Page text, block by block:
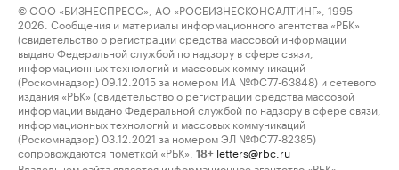
© ООО «БИЗНЕСПРЕСС», АО «РОСБИЗНЕСКОНСАЛТИНГ», 1995–
2026. Сообщения и материалы информационного агентства «РБК»
(свидетельство о регистрации средства массовой информации
выдано Федеральной службой по надзору в сфере связи,
информационных технологий и массовых коммуникаций
(Роскомнадзор) 09.12.2015 за номером ИА №ФС77-63848) и сетевого
издания «РБК» (свидетельство о регистрации средства массовой
информации выдано Федеральной службой по надзору в сфере связи,
информационных технологий и массовых коммуникаций
(Роскомнадзор) 03.12.2021 за номером ЭЛ №ФС77-82385)
сопровождаются пометкой «РБК».
18+ letters@rbc.ru